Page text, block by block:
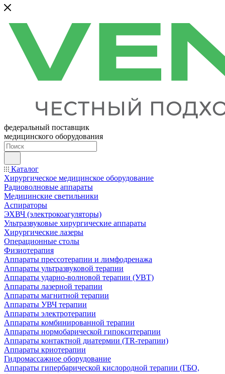
федеральный поставщик
медицинского оборудования
Каталог
Хирургическое медицинское оборудование
Радиоволновые аппараты
Медицинские светильники
Аспираторы
ЭХВЧ (электрокоагуляторы)
Ультразвуковые хирургические аппараты
Хирургические лазеры
Операционные столы
Физиотерапия
Аппараты прессотерапии и лимфодренажа
Аппараты ультразвуковой терапии
Аппараты ударно-волновой терапии (УВТ)
Аппараты лазерной терапии
Аппараты магнитной терапии
Аппараты УВЧ терапии
Аппараты электротерапии
Аппараты комбинированной терапии
Аппараты нормобарической гипокситерапии
Аппараты контактной диатермии (TR-терапии)
Аппараты криотерапии
Гидромассажное оборудование
Аппараты гипербарической кислородной терапии (ГБО,